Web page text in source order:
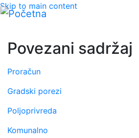
Skip to main content
Povezani sadržaj
Proračun
Gradski porezi
Poljoprivreda
Komunalno